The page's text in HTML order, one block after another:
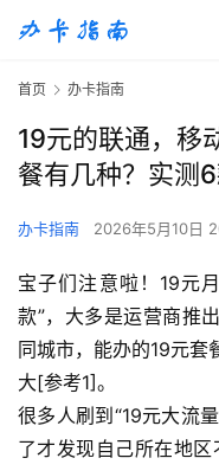
首页 办卡指南
19元的联通，移
餐有几种？实测
办卡指南 2026年5月10日
宝子们注意啦！19元
款”，大多是运营商推
同城市，能办的19元套
大[参考1]。
很多人刷到“19元大流
了才发现自己所在地